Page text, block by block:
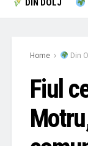
DIN DOLJ
Home Din
Fiul